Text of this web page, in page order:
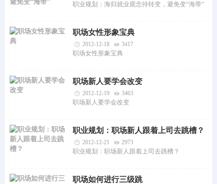
职业规划：海归就业观念待转变，避免变“海带”
职场女性形象宝典
2012-12-18 3417
职场女性形象宝典
职场新人要学会改变
2012-12-19 3463
职场新人要学会改变
职业规划：职场新人跟着上司去跳槽？
2012-12-21 2973
职业规划：职场新人跟着上司去跳槽？
职场如何进行三级跳